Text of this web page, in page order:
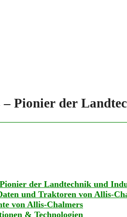
Pionier der
der Landtechnik und
und Traktoren von Allis-
von Allis-Chalmers
& Technologien